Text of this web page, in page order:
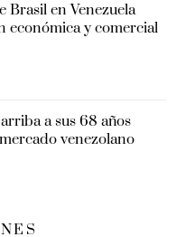
Brasil en Venezuela
económica y comercial
a sus 68 años
venezolano